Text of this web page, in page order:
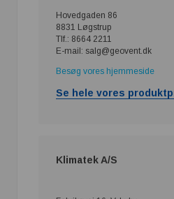
Hovedgaden 86
8831 Løgstrup
Tlf.: 8664 2211
E-mail: salg@geovent.dk
Besøg vores hjemmeside
Se hele vores
Klimatek A/S